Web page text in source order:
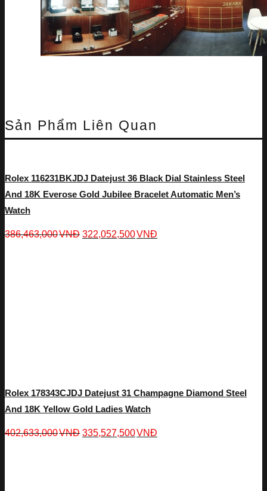
Sản Phẩm Liên Quan
Rolex 116231BKJDJ Datejust 36 Black Dial Stainless Steel
And 18K Everose Gold Jubilee Bracelet Automatic Men’s
Watch
386,463,000VNĐ 322,052,500VNĐ
Rolex 178343CJDJ Datejust 31 Champagne Diamond Steel
And 18K Yellow Gold Ladies Watch
402,633,000VNĐ 335,527,500VNĐ